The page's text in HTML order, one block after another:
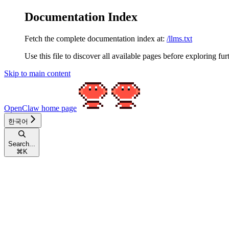
Documentation Index
Fetch the complete documentation index at: /llms.txt
Use this file to discover all available pages before exploring
Skip to main content
OpenClaw home page
한국어
Search...
⌘ K